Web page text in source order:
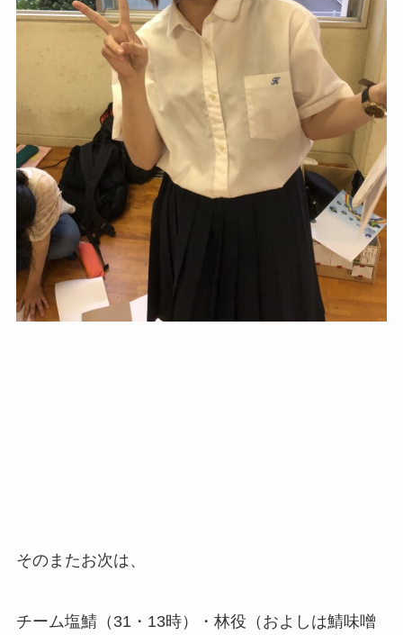
そのまたお次は、
チーム塩鯖（31・13時）・林役（およしは鯖味噌